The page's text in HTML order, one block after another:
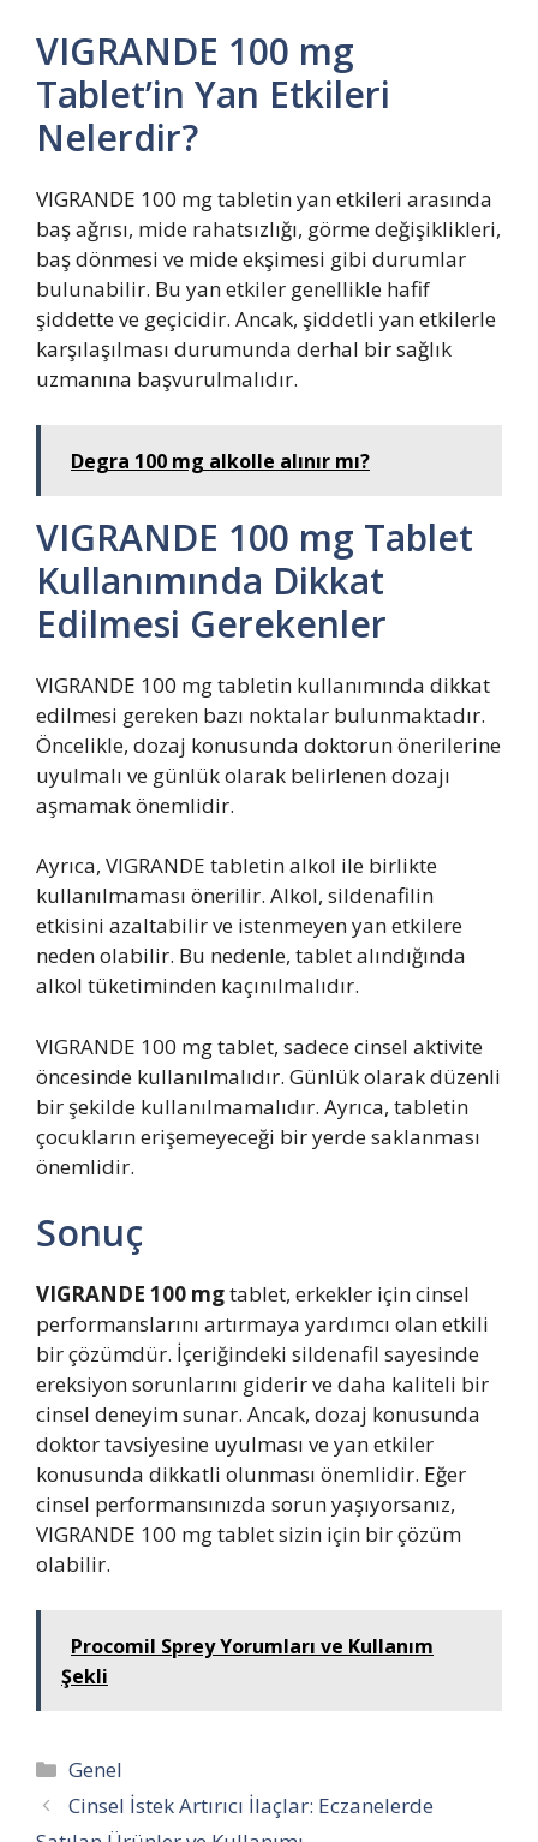
VIGRANDE 100 mg
Tablet’in Yan Etkileri
Nelerdir?
VIGRANDE 100 mg tabletin yan etkileri arasında
baş ağrısı, mide rahatsızlığı, görme değişiklikleri,
baş dönmesi ve mide ekşimesi gibi durumlar
bulunabilir. Bu yan etkiler genellikle hafif
şiddette ve geçicidir. Ancak, şiddetli yan etkilerle
karşılaşılması durumunda derhal bir sağlık
uzmanına başvurulmalıdır.
Degra 100 mg alkolle alınır mı?
VIGRANDE 100 mg Tablet
Kullanımında Dikkat
Edilmesi Gerekenler
VIGRANDE 100 mg tabletin kullanımında dikkat
edilmesi gereken bazı noktalar bulunmaktadır.
Öncelikle, dozaj konusunda doktorun önerilerine
uyulmalı ve günlük olarak belirlenen dozajı
aşmamak önemlidir.
Ayrıca, VIGRANDE tabletin alkol ile birlikte
kullanılmaması önerilir. Alkol, sildenafilin
etkisini azaltabilir ve istenmeyen yan etkilere
neden olabilir. Bu nedenle, tablet alındığında
alkol tüketiminden kaçınılmalıdır.
VIGRANDE 100 mg tablet, sadece cinsel aktivite
öncesinde kullanılmalıdır. Günlük olarak düzenli
bir şekilde kullanılmamalıdır. Ayrıca, tabletin
çocukların erişemeyeceği bir yerde saklanması
önemlidir.
Sonuç
VIGRANDE 100 mgtablet, erkekler için cinsel
performanslarını artırmaya yardımcı olan etkili
bir çözümdür. İçeriğindeki sildenafil sayesinde
ereksiyon sorunlarını giderir ve daha kaliteli bir
cinsel deneyim sunar. Ancak, dozaj konusunda
doktor tavsiyesine uyulması ve yan etkiler
konusunda dikkatli olunması önemlidir. Eğer
cinsel performansınızda sorun yaşıyorsanız,
VIGRANDE 100 mg tablet sizin için bir çözüm
olabilir.
Procomil Sprey Yorumları ve Kullanım
Şekli
Kategoriler
Genel
Cinsel İstek Artırıcı İlaçlar: Eczanelerde